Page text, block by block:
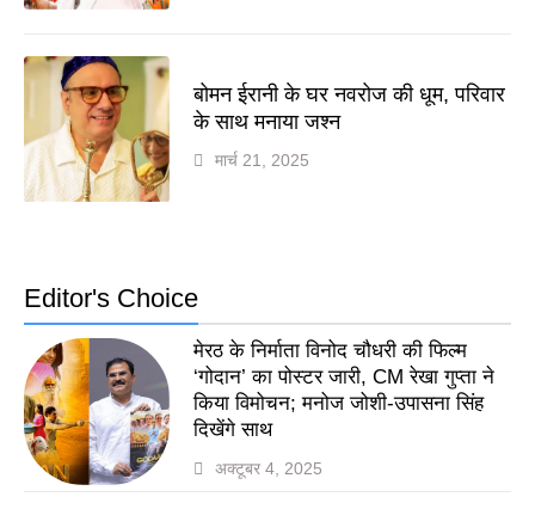
बोमन ईरानी के घर नवरोज की धूम, परिवार
के साथ मनाया जश्न
मार्च 21, 2025
Editor's Choice
मेरठ के निर्माता विनोद चौधरी की फिल्म
‘गोदान’ का पोस्टर जारी, CM रेखा गुप्ता ने
किया विमोचन; मनोज जोशी-उपासना सिंह
दिखेंगे साथ
अक्टूबर 4, 2025